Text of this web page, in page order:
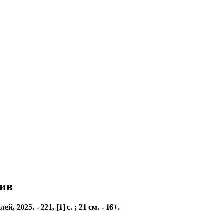
2025. - 221, [1] с. ; 21 см. - 16+.